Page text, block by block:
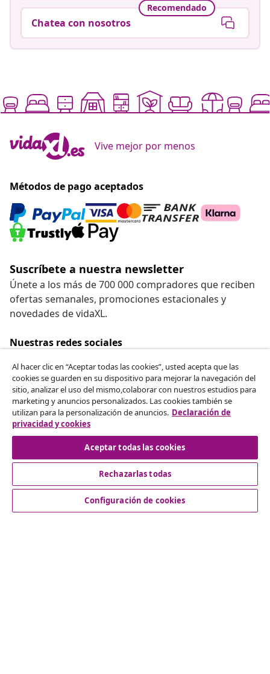
Recomendado
Chatea con nosotros
Vive mejor por menos
Métodos de pago aceptados
Suscríbete a nuestra newsletter
Únete a los más de 700 000 compradores que reciben
ofertas semanales, promociones estacionales y
novedades de vidaXL.
Nuestras redes sociales
Desistir del contrato
Solicita la cancelación de tu pedido.
Desistir del contrato
Servicio al Cliente
Al hacer clic en “Aceptar todas las cookies”, usted acepta que las
cookies se guarden en su dispositivo para mejorar la navegación del
sitio, analizar el uso del mismo,colaborar con nuestros estudios para
marketing y anuncios personalizados. Las cookies también se
utilizan para la personalización de anuncios. Declaración de
privacidad y cookies
Aceptar todas las cookies
Rechazarlas todas
Configuración de cookies